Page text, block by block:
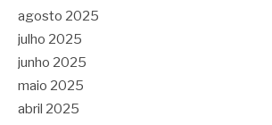
agosto 2025
julho 2025
junho 2025
maio 2025
abril 2025